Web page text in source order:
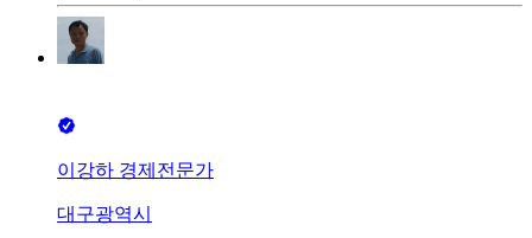
이강하 경제전문가
대구광역시